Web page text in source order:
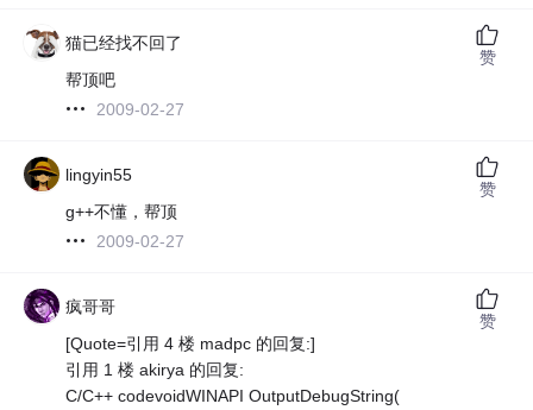
猫已经找不回了
帮顶吧
2009-02-27
赞
lingyin55
g++不懂，帮顶
2009-02-27
赞
疯哥哥
[Quote=引用 4 楼 madpc 的回复:]
引用 1 楼 akirya 的回复:
C/C++ codevoidWINAPI OutputDebugString(
赞